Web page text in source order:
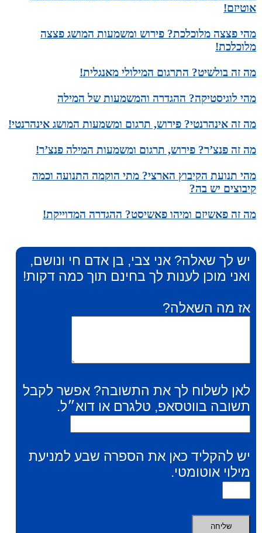
אוטיזם!
מהי פצצה מלוכלכת? פירוש ומשמעות המושג פצצה
מלוכלכת!
מה זה בולשיט? התרגום המילולי מאנגלית!
מהי לוגיסטיקה? ההגדרה והמשמעות של המילה
מה זה אינהרנטי? פירוש, תרגום ומשמעות המושג אינהרנטי!
מה זה פנצ’ר? פירוש, תרגום ומשמעות המילה פנצ’ר!
מהי תנועת הקיבוץ הארצי? מתי הוקמה התנועה וכמה
קיבוצים יש בה?
מה זה פאשיזם ומיהו פאשיסט? ההגדרה המדוייקת!
יש לך שאלה? אני צבי, בן אדם חי ונושם,
ואני מוכן לענות לך בחינם תוך כמה דקות!
אז מה השאלה?
לאן לשלוח לך את התשובה? אפשר לקבל
תשובה בווטסאפ, טלגרם או דוא״ל.
יש להקליד כאן את הספרה שבע למניעת
מילוי אוטומטי.